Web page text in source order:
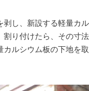
し、新設する軽量カ
割り付けたら、その寸
カルシウム板の下地を